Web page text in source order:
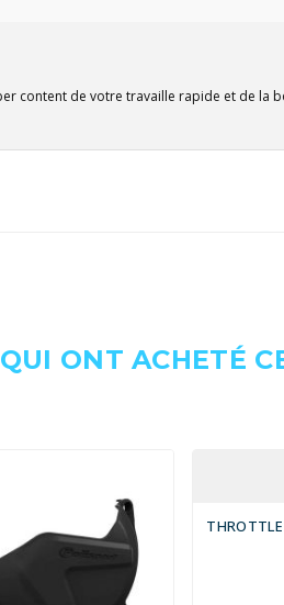
content de votre travaille rapide et de la
ONT ACHETÉ
THROTTLE